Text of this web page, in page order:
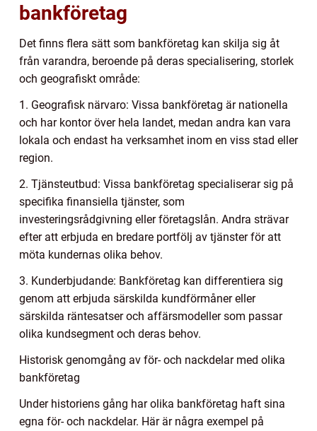
bankföretag
Det finns flera sätt som bankföretag kan skilja sig åt
från varandra, beroende på deras specialisering, storlek
och geografiskt område:
1. Geografisk närvaro: Vissa bankföretag är nationella
och har kontor över hela landet, medan andra kan vara
lokala och endast ha verksamhet inom en viss stad eller
region.
2. Tjänsteutbud: Vissa bankföretag specialiserar sig på
specifika finansiella tjänster, som
investeringsrådgivning eller företagslån. Andra strävar
efter att erbjuda en bredare portfölj av tjänster för att
möta kundernas olika behov.
3. Kunderbjudande: Bankföretag kan differentiera sig
genom att erbjuda särskilda kundförmåner eller
särskilda räntesatser och affärsmodeller som passar
olika kundsegment och deras behov.
Historisk genomgång av för- och nackdelar med olika
bankföretag
Under historiens gång har olika bankföretag haft sina
egna för- och nackdelar. Här är några exempel på